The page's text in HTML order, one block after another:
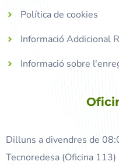
Política de cookies
Informació Addicional
Informació sobre
Dilluns a divendres de
Tecnoredesa (Oficina 113)